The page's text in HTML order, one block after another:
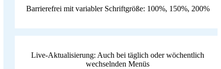
Barrierefrei mit variabler Schriftgröße: 100%, 150%, 200%
Live-Aktualisierung: Auch bei täglich oder wöchentlich
wechselnden Menüs